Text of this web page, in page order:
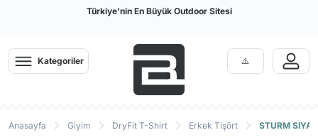
Türkiye'nin En Büyük Outdoor Sitesi
Kategoriler
Anasayfa Giyim DryFit T-Shirt Erkek Tişört STURM